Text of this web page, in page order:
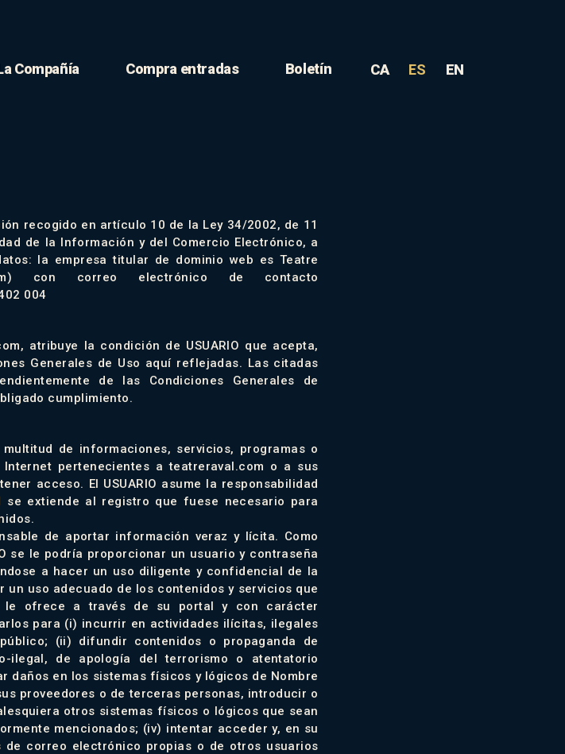
Compañía Compra entradas Boletín CA ES EN
recogido en artículo 10 de la Ley 34/2002, de 11
de la Información y del Comercio Electrónico, a
la empresa titular de dominio web es Teatre
con correo electrónico de contacto
004
atribuye la condición de USUARIO que acepta,
Generales de Uso aquí reflejadas. Las citadas
de las Condiciones Generales de
cumplimiento.
de informaciones, servicios, programas o
pertenecientes a teatreraval.com o a sus
acceso. El USUARIO asume la responsabilidad
extiende al registro que fuese necesario para
de aportar información veraz y lícita. Como
se le podría proporcionar un usuario y contraseña
a hacer un uso diligente y confidencial de la
un uso adecuado de los contenidos y servicios que
le ofrece a través de su portal y con carácter
para (i) incurrir en actividades ilícitas, ilegales
(ii) difundir contenidos o propaganda de
ilegal, de apología del terrorismo o atentatorio
daños en los sistemas físicos y lógicos de Nombre
proveedores o de terceras personas, introducir o
otros sistemas físicos o lógicos que sean
mencionados; (iv) intentar acceder y, en su
correo electrónico propias o de otros usuarios